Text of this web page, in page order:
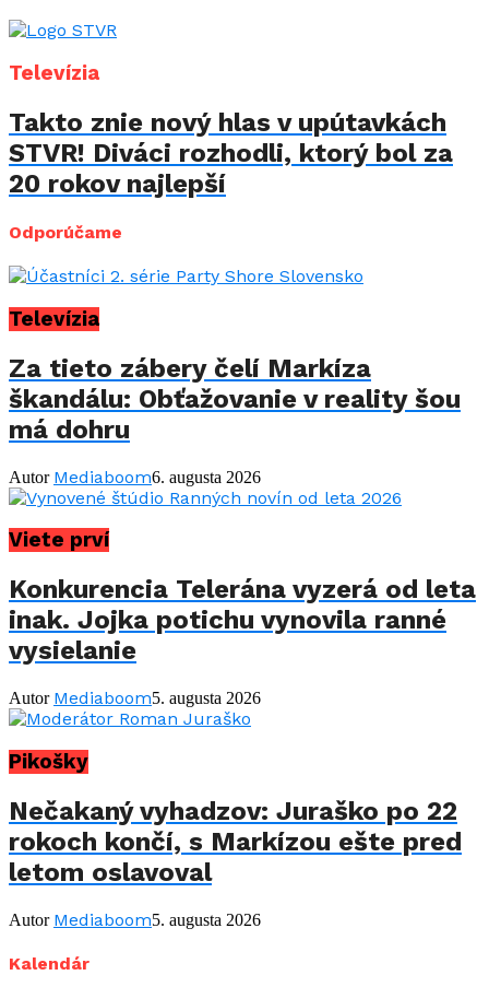
Televízia
Takto znie nový hlas v upútavkách
STVR! Diváci rozhodli, ktorý bol za
20 rokov najlepší
Odporúčame
Televízia
Za tieto zábery čelí Markíza
škandálu: Obťažovanie v reality šou
má dohru
Autor Mediaboom6. augusta 2026
Viete prví
Konkurencia Telerána vyzerá od leta
inak. Jojka potichu vynovila ranné
vysielanie
Autor Mediaboom5. augusta 2026
Pikošky
Nečakaný vyhadzov: Juraško po 22
rokoch končí, s Markízou ešte pred
letom oslavoval
Autor Mediaboom5. augusta 2026
Kalendár